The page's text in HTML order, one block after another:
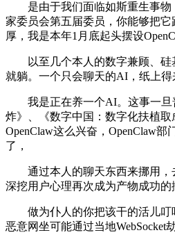
是由于我们面临如斯重生事物，
家委员会第五届委员，你能够把
厚，我是本年1月底起头摆设
以至几个本人的数字兼顾、硅
就躺。一个只会聊天的AI，纸上得
我是正在养一个AI。这事一旦普
炸》、《数字中国：数字化扶植
OpenClaw这么兴奋，OpenClaw
了，
通过本人的聊天东西来挪用，去
深挖用户心理再次成为产物成功
做为仆人的你把该干的活儿叮咛
恶意网坐可能通过当地WebSocket